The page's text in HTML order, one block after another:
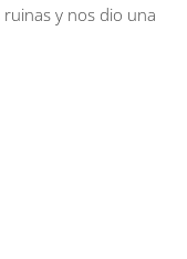
y nos dio una